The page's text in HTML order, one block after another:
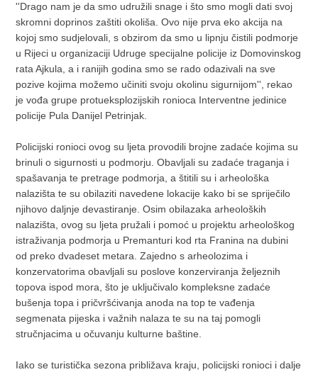
''Drago nam je da smo udružili snage i što smo mogli dati svoj
skromni doprinos zaštiti okoliša. Ovo nije prva eko akcija na
kojoj smo sudjelovali, s obzirom da smo u lipnju čistili podmorje
u Rijeci u organizaciji Udruge specijalne policije iz Domovinskog
rata Ajkula, a i ranijih godina smo se rado odazivali na sve
pozive kojima možemo učiniti svoju okolinu sigurnijom'', rekao
je vođa grupe protueksplozijskih ronioca Interventne jedinice
policije Pula Danijel Petrinjak.
Policijski ronioci ovog su ljeta provodili brojne zadaće kojima su
brinuli o sigurnosti u podmorju. Obavljali su zadaće traganja i
spašavanja te pretrage podmorja, a štitili su i arheološka
nalazišta te su obilaziti navedene lokacije kako bi se spriječilo
njihovo daljnje devastiranje. Osim obilazaka arheoloških
nalazišta, ovog su ljeta pružali i pomoć u projektu arheološkog
istraživanja podmorja u Premanturi kod rta Franina na dubini
od preko dvadeset metara. Zajedno s arheolozima i
konzervatorima obavljali su poslove konzerviranja željeznih
topova ispod mora, što je uključivalo kompleksne zadaće
bušenja topa i pričvršćivanja anoda na top te vađenja
segmenata pijeska i važnih nalaza te su na taj pomogli
stručnjacima u očuvanju kulturne baštine.
Iako se turistička sezona približava kraju, policijski ronioci i dalje